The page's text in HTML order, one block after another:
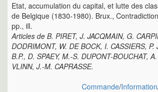
Etat, accumulation du capital, et lutte des
de Belgique (1830-1980). Brux.,
pp., ill.
Articles de B. PIRET, J. JACQMAIN, G.
DODRIMONT, W. DE BOCK, I. CASSIERS, P.
B.P., D. SPAEY, M.-S. DUPONT-BOUCHAT,
VLINN, J.-M. CAPRASSE.
Commande/Information